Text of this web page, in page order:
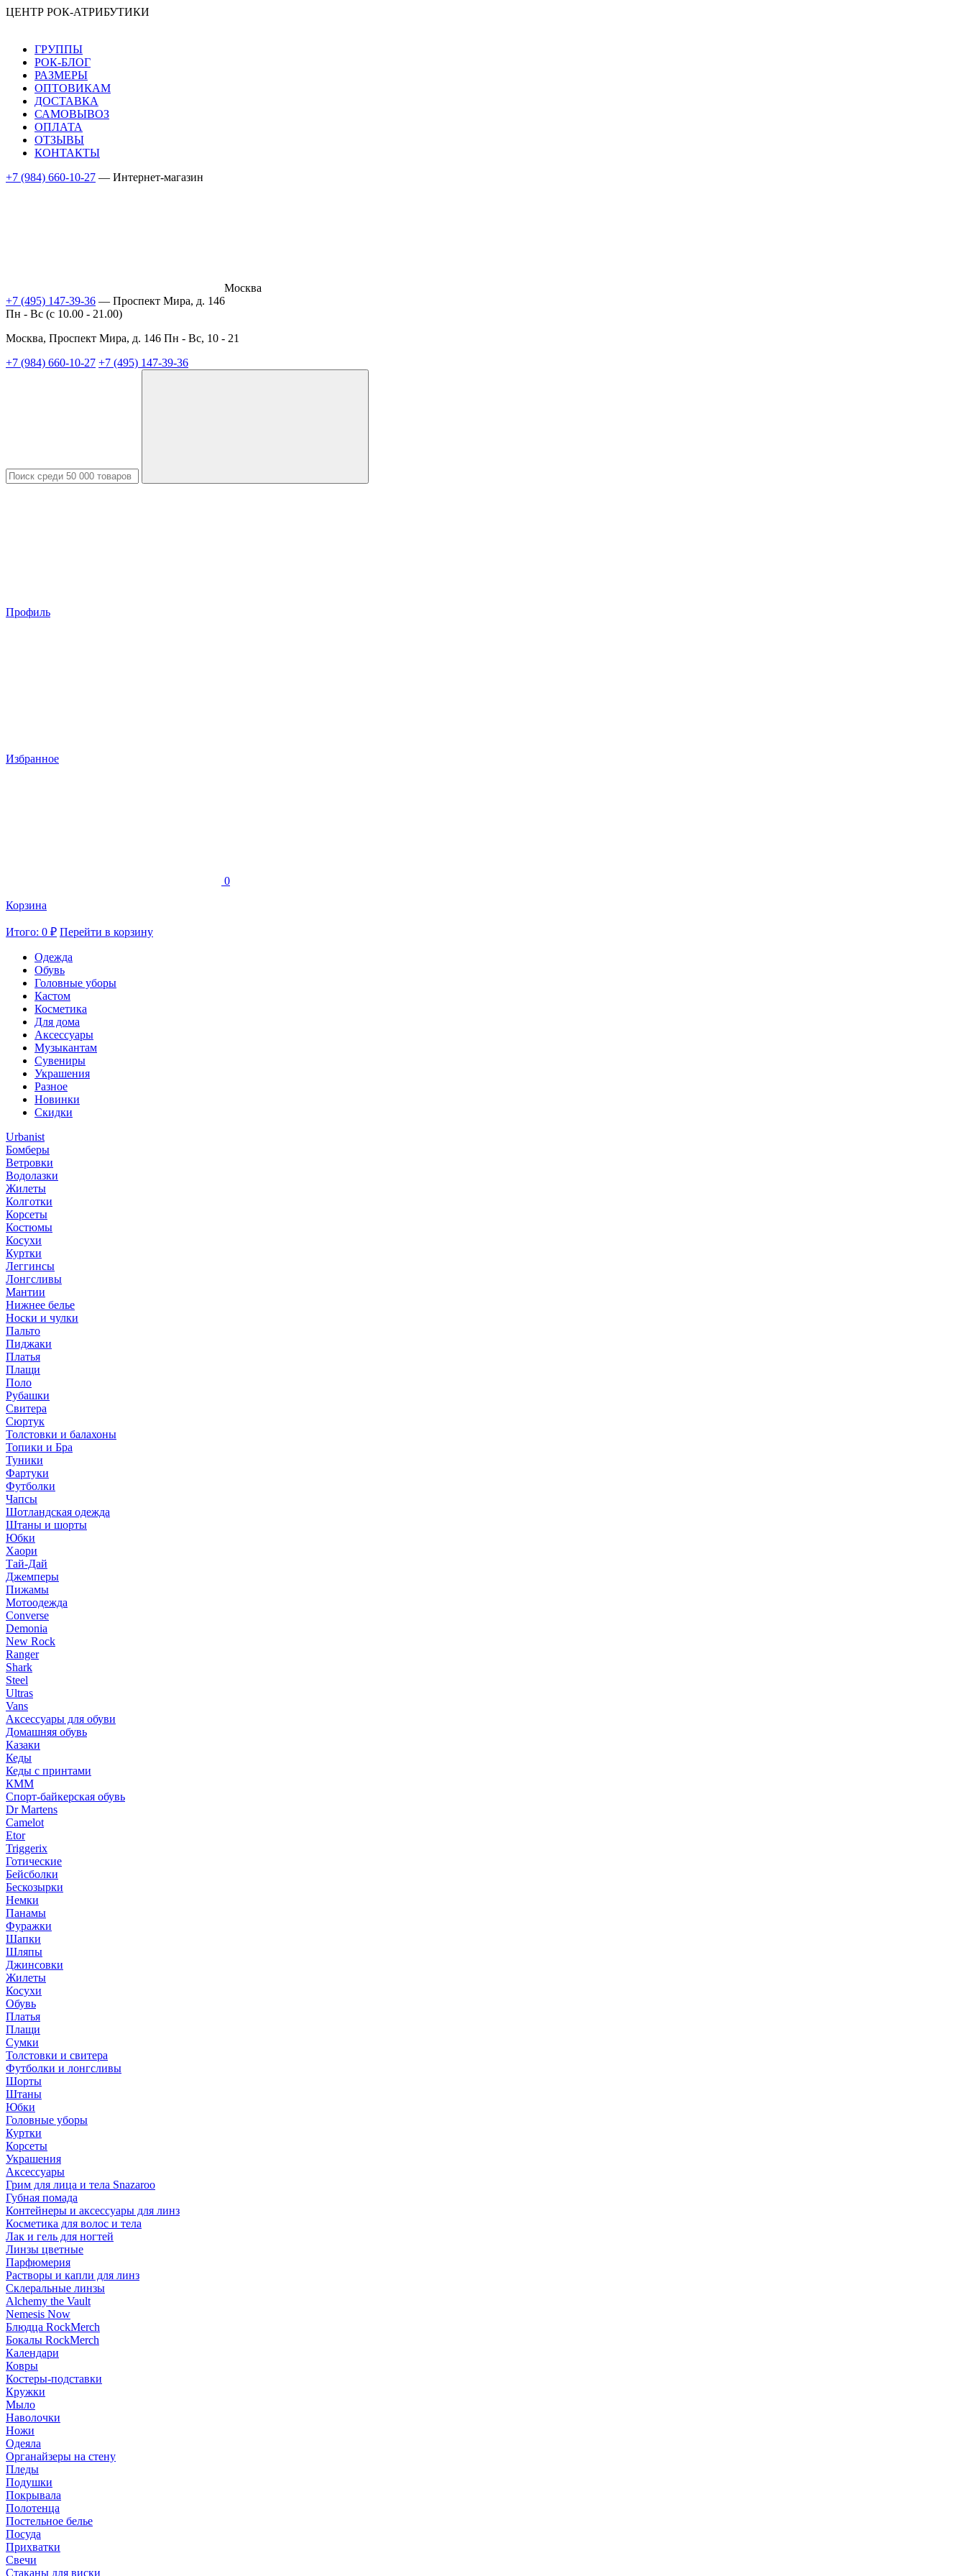
ЦЕНТР РОК-АТРИБУТИКИ
ГРУППЫ
РОК-БЛОГ
РАЗМЕРЫ
ОПТОВИКАМ
ДОСТАВКА
САМОВЫВОЗ
ОПЛАТА
ОТЗЫВЫ
КОНТАКТЫ
+7 (984) 660-10-27 — Интернет-магазин
Москва
+7 (495) 147-39-36 — Проспект Мира, д. 146
Пн - Вс (c 10.00 - 21.00)
Москва, Проспект Мира, д. 146 Пн - Вс, 10 - 21
+7 (984) 660-10-27 +7 (495) 147-39-36
Профиль
Избранное
0
Корзина
Итого: 0 ₽ Перейти в корзину
Одежда
Обувь
Головные уборы
Кастом
Косметика
Для дома
Аксессуары
Музыкантам
Сувениры
Украшения
Разное
Новинки
Скидки
Urbanist
Бомберы
Ветровки
Водолазки
Жилеты
Колготки
Корсеты
Костюмы
Косухи
Куртки
Леггинсы
Лонгсливы
Мантии
Нижнее белье
Носки и чулки
Пальто
Пиджаки
Платья
Плащи
Поло
Рубашки
Свитера
Сюртук
Толстовки и балахоны
Топики и Бра
Туники
Фартуки
Футболки
Чапсы
Шотландская одежда
Штаны и шорты
Юбки
Хаори
Тай-Дай
Джемперы
Пижамы
Мотоодежда
Converse
Demonia
New Rock
Ranger
Shark
Steel
Ultras
Vans
Аксессуары для обуви
Домашняя обувь
Казаки
Кеды
Кеды с принтами
КММ
Спорт-байкерская обувь
Dr Martens
Camelot
Etor
Triggerix
Готические
Бейсболки
Бескозырки
Немки
Панамы
Фуражки
Шапки
Шляпы
Джинсовки
Жилеты
Косухи
Обувь
Платья
Плащи
Сумки
Толстовки и свитера
Футболки и лонгсливы
Шорты
Штаны
Юбки
Головные уборы
Куртки
Корсеты
Украшения
Аксессуары
Грим для лица и тела Snazaroo
Губная помада
Контейнеры и аксессуары для линз
Косметика для волос и тела
Лак и гель для ногтей
Линзы цветные
Парфюмерия
Растворы и капли для линз
Склеральные линзы
Alchemy the Vault
Nemesis Now
Блюдца RockMerch
Бокалы RockMerch
Календари
Ковры
Костеры-подставки
Кружки
Мыло
Наволочки
Ножи
Одеяла
Органайзеры на стену
Пледы
Подушки
Покрывала
Полотенца
Постельное белье
Посуда
Прихватки
Свечи
Стаканы для виски